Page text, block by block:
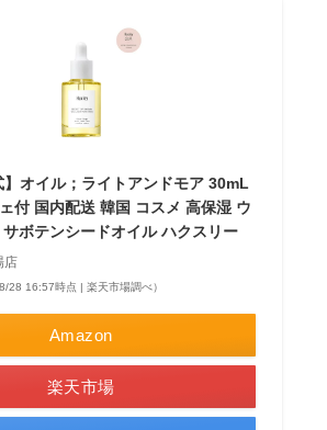
】オイル；ライトアンドモア 30mL
付 国内配送 韓国 コスメ 高保湿 ウ
ボテンシードオイル ハクスリー
店
28 16:57時点 | 楽天市場調べ）
Amazon
楽天市場